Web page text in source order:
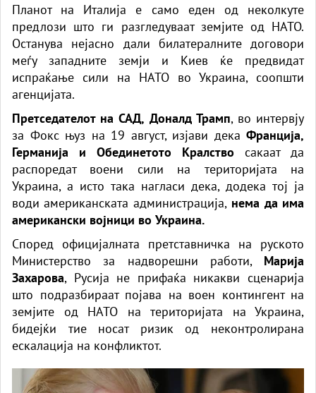
Планот на Италија е само еден од неколкуте
предлози што ги разгледуваат земјите од НАТО.
Останува нејасно дали билатералните договори
меѓу западните земји и Киев ќе предвидат
испраќање сили на НАТО во Украина, соопшти
агенцијата.
Претседателот на САД, Доналд Трамп, во интервју
за Фокс њуз на 19 август, изјави дека Франција,
Германија и Обединетото Кралство сакаат да
распоредат воени сили на територијата на
Украина, а исто така нагласи дека, додека тој ја
води американската администрација, нема да има
американски војници во Украина.
Според официјалната претставничка на руското
Министерство за надворешни работи, Марија
Захарова, Русија не прифаќа никакви сценарија
што подразбираат појава на воен контингент на
земјите од НАТО на територијата на Украина,
бидејќи тие носат ризик од неконтролирана
ескалација на конфликтот.